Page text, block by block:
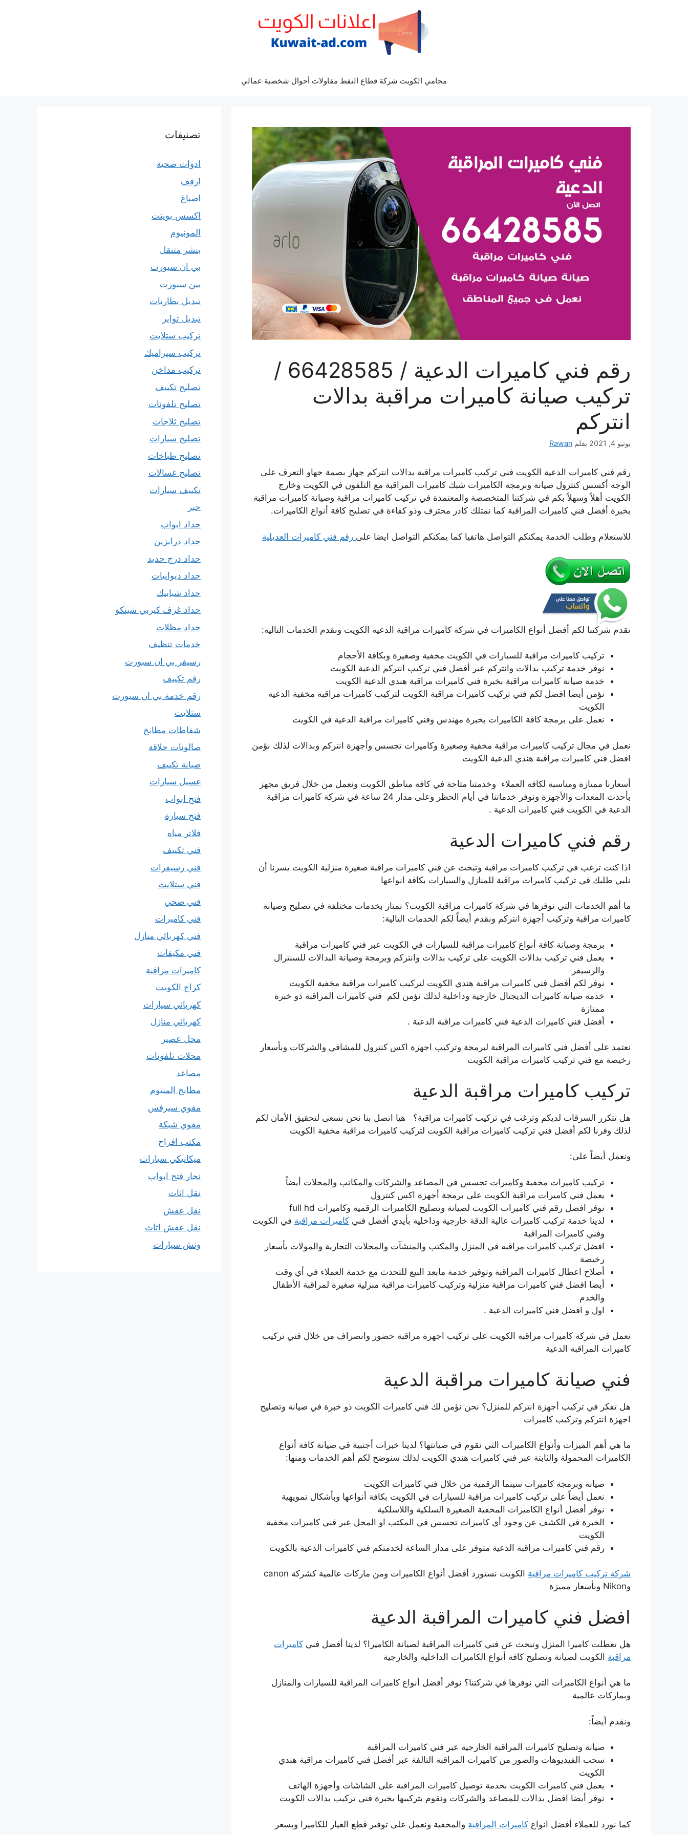
محامي الكويت شركة قطاع النفط مقاولات أحوال شخصية عمالي
رقم فني كاميرات الدعية / 66428585 /
تركيب صيانة كاميرات مراقبة بدالات
انتركم
يونيو 4, 2021 بقلم Rawan
رقم فني كاميرات الدعية الكويت فني تركيب كاميرات مراقبة بدالات انتركم جهاز بصمة جهاو التعرف على
الوجه أكسس كنترول صيانة وبرمجة الكاميرات شبك كاميرات المراقبة مع التلفون في الكويت وخارج
الكويت أهلاً وسهلاً بكم في شركتنا المتخصصة والمعتمدة في تركيب كاميرات مراقبة وصيانة كاميرات مراقبة
بخبرة أفضل فني كاميرات المراقبة كما نمتلك كادر محترف وذو كفاءة في تصليح كافة أنواع الكاميرات.
للاستعلام وطلب الخدمة يمكنكم التواصل هاتفيا كما يمكنكم التواصل ايضا على رقم فني كاميرات العديلية
تقدم شركتنا لكم أفضل أنواع الكاميرات في شركة كاميرات مراقبة الدعية الكويت ونقدم الخدمات التالية:
تركيب كاميرات مراقبة للسيارات في الكويت مخفية وصغيرة وبكافة الأحجام
نوفر خدمة تركيب بدالات وانتركم عبر أفضل فني تركيب انتركم الدعية الكويت
خدمة صيانة كاميرات مراقبة بخبرة فني كاميرات مراقبة هندي الدعية الكويت
نؤمن أيضا افضل لكم فني تركيب كاميرات مراقبة الكويت لتركيب كاميرات مراقبة مخفية الدعية
الكويت
نعمل على برمجة كافة الكاميرات بخبرة مهندس وفني كاميرات مراقبة الدعية في الكويت
نعمل في مجال تركيب كاميرات مراقبة مخفية وصغيرة وكاميرات تجسس وأجهزة انتركم وبدالات لذلك نؤمن
افضل فني كاميرات مراقبة هندي الدعية الكويت
أسعارنا ممتازة ومناسبة لكافة العملاء وخدمتنا متاحة في كافة مناطق الكويت ونعمل من خلال فريق مجهز
بأحدث المعدات والأجهزة ونوفر خدماتنا في أيام الحظر وعلى مدار 24 ساعة في شركة كاميرات مراقبة
الدعية في الكويت فني كاميرات الدعية .
رقم فني كاميرات الدعية
اذا كنت ترغب في تركيب كاميرات مراقبة وتبحث عن فني كاميرات مراقبة صغيرة منزلية الكويت يسرنا أن
نلبي طلبك في تركيب كاميرات مراقبة للمنازل والسيارات بكافة انواعها
ما أهم الخدمات التي نوفرها في شركة كاميرات مراقبة الكويت؟ نمتاز بخدمات مختلفة في تصليح وصيانة
كاميرات مراقبة وتركيب أجهزة انتركم ونقدم أيضاً لكم الخدمات التالية:
برمجة وصيانة كافة أنواع كاميرات مراقبة للسيارات في الكويت عبر فني كاميرات مراقبة
يعمل فني تركيب بدالات الكويت على تركيب بدالات وانتركم وبرمجة وصيانة البدالات للسنترال
والرسيفر
نوفر لكم أفضل فني كاميرات مراقبة هندي الكويت لتركيب كاميرات مراقبة مخفية الكويت
خدمة صيانة كاميرات الديجتال خارجية وداخلية لذلك نؤمن لكم فني كاميرات المراقبة ذو خبرة
ممتازة
أفضل فني كاميرات الدعية فني كاميرات مراقبة الدعية .
نعتمد على أفضل فني كاميرات المراقبة لبرمجة وتركيب اجهزة اكس كنترول للمشافي والشركات وبأسعار
رخيصة مع فني تركيب كاميرات مراقبة الكويت
تركيب كاميرات مراقبة الدعية
هل تتكرر السرقات لديكم وترغب في تركيب كاميرات مراقبة؟ هيا اتصل بنا نحن نسعى لتحقيق الأمان لكم
لذلك وفرنا لكم أفضل فني تركيب كاميرات مراقبة الكويت لتركيب كاميرات مراقبة مخفية الكويت
ونعمل أيضاً على:
تركيب كاميرات مخفية وكاميرات تجسس في المصاعد والشركات والمكاتب والمحلات أيضاً
يعمل فني كاميرات مراقبة الكويت على برمجة أجهزة اكس كنترول
نوفر افضل رقم فني كاميرات الكويت لصيانة وتصليح الكاميرات الرقمية وكاميرات full hd
لدينا خدمة تركيب كاميرات عالية الدقة خارجية وداخلية بأيدي أفضل فني كاميرات مراقبة في الكويت
وفني كاميرات المراقبة
افضل تركيب كاميرات مراقبه في المنزل والمكتب والمنشآت والمحلات التجارية والمولات بأسعار
رخيصة
أصلاح اعطال كاميرات المراقبة وتوفير خدمة مابعد البيع للتحدث مع خدمة العملاء في أي وقت
أيضا افضل فني كاميرات مراقبة منزلية وتركيب كاميرات مراقبة منزلية صغيرة لمراقبة الأطفال
والخدم
اول و افضل فني كاميرات الدعية .
نعمل في شركة كاميرات مراقبة الكويت على تركيب اجهزة مراقبة حضور وانصراف من خلال فني تركيب
كاميرات المراقبة الدعية
فني صيانة كاميرات مراقبة الدعية
هل تفكر في تركيب أجهزة انتركم للمنزل؟ نحن نؤمن لك فني كاميرات الكويت ذو خبرة في صيانة وتصليح
اجهزة انتركم وتركيب كاميرات
ما هي أهم الميزات وأنواع الكاميرات التي نقوم في صيانتها؟ لدينا خبرات أجنبية في صيانة كافة أنواع
الكاميرات المحمولة والثابتة عبر فني كاميرات هندي الكويت لذلك سنوضح لكم أهم الخدمات ومنها:
صيانة وبرمجة كاميرات سينما الرقمية من خلال فني كاميرات الكويت
نعمل أيضاً على تركيب كاميرات مراقبة للسيارات في الكويت بكافة أنواعها وبأشكال تمويهية
نوفر أفضل أنواع الكاميرات المخفية الصغيرة السلكية واللاسلكية
الخبرة في الكشف عن وجود أي كاميرات تجسس في المكتب او المحل عبر فني كاميرات مخفية
الكويت
رقم فني كاميرات مراقبة الدعية متوفر على مدار الساعة لخدمتكم فني كاميرات الدعية بالكويت
شركة تركيب كاميرات مراقبة
الكويت نستورد أفضل أنواع الكاميرات ومن ماركات عالمية كشركة canon
وNikon وبأسعار مميزة
افضل فني كاميرات المراقبة الدعية
هل تعطلت كاميرا المنزل وتبحث عن فني كاميرات المراقبة لصيانة الكاميرا؟ لدينا أفضل فني كاميرات
مراقبة الكويت لصيانة وتصليح كافة أنواع الكاميرات الداخلية والخارجية
ما هي أنواع الكاميرات التي نوفرها في شركتنا؟ نوفر أفضل أنواع كاميرات المراقبة للسيارات والمنازل
وبماركات عالمية
ونقدم أيضاً:
صيانة وتصليح كاميرات المراقبة الخارجية عبر فني كاميرات المراقبة
سحب الفيديوهات والصور من كاميرات المراقبة التالفة عبر أفضل فني كاميرات مراقبة هندي
الكويت
يعمل فني كاميرات الكويت بخدمة توصيل كاميرات المراقبة على الشاشات وأجهزة الهاتف
نوفر أيضا افضل بدالات للمصاعد والشركات ونقوم بتركيبها بخبرة فني تركيب بدالات الكويت
كما نورد للعملاء أفضل انواع كاميرات المراقبة والمخفية ونعمل على توفير قطع الغيار للكاميرا وبسعر
تصنيفات
ادوات صحية
ارفف
اصباغ
اكسس بوينت
المونيوم
بنشر متنقل
بي ان سبورت
بين سبورت
تبديل بطاريات
تبديل تواير
تركيب ستلايت
تركيب سيراميك
تركيب مداخن
تصليح تكييف
تصليح تلفونات
تصليح ثلاجات
تصليح سيارات
تصليح طباخات
تصليح غسالات
تكييف سيارات
حبر
حداد ابواب
حداد درابزين
حداد درج حديد
حداد ديوانيات
حداد شبابيك
حداد غرف كيربي شينكو
حداد مظلات
خدمات تنظيف
رسيفر بي ان سبورت
رقم تكييف
رقم خدمة بي ان سبورت
ستلايت
شفاطات مطابخ
صالونات حلاقة
صيانة تكييف
غسيل سيارات
فتح ابواب
فتح سيارة
فلاتر مياه
فني تكييف
فني رسيفرات
فني ستلايت
فني صحي
فني كاميرات
فني كهربائي منازل
فني مكيفات
كاميرات مراقبة
كراج الكويت
كهربائي سيارات
كهربائي منازل
محل عصير
محلات تلفونات
مصاعد
مطابخ المنيوم
مقوي سيرفس
مقوي شبكة
مكتب افراح
ميكانيكي سيارات
نجار فتح ابواب
نقل اثاث
نقل عفش
نقل عفش اثاث
ونش سيارات